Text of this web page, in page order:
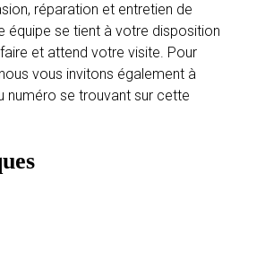
réparation et entretien de
équipe se tient à votre disposition
et attend votre visite. Pour
vous invitons également à
numéro se trouvant sur cette